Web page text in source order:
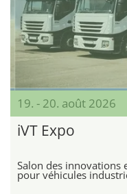
19. - 20. août 2026
iVT Expo
Salon des innovations
pour véhicules